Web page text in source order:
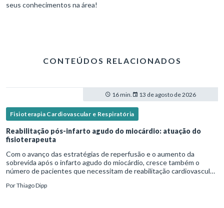
seus conhecimentos na área!
CONTEÚDOS RELACIONADOS
16 min. 13 de agosto de 2026
Fisioterapia Cardiovascular e Respiratória
Reabilitação pós-infarto agudo do miocárdio: atuação do
fisioterapeuta
Com o avanço das estratégias de reperfusão e o aumento da
sobrevida após o infarto agudo do miocárdio, cresce também o
número de pacientes que necessitam de reabilitação cardiovascular
PorThiago Dipp